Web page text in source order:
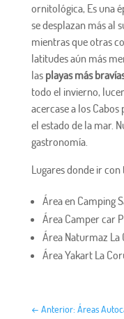
ornitológica, Es una
se desplazan más al
mientras que otras
latitudes aún más
las playas más
todo el invierno,
acercase a los
el estado de la mar.
gastronomía.
Lugares donde ir
Área en Camping
Área Camper car
Área Naturmaz La
Área Yakart La
← Anterior: Áreas